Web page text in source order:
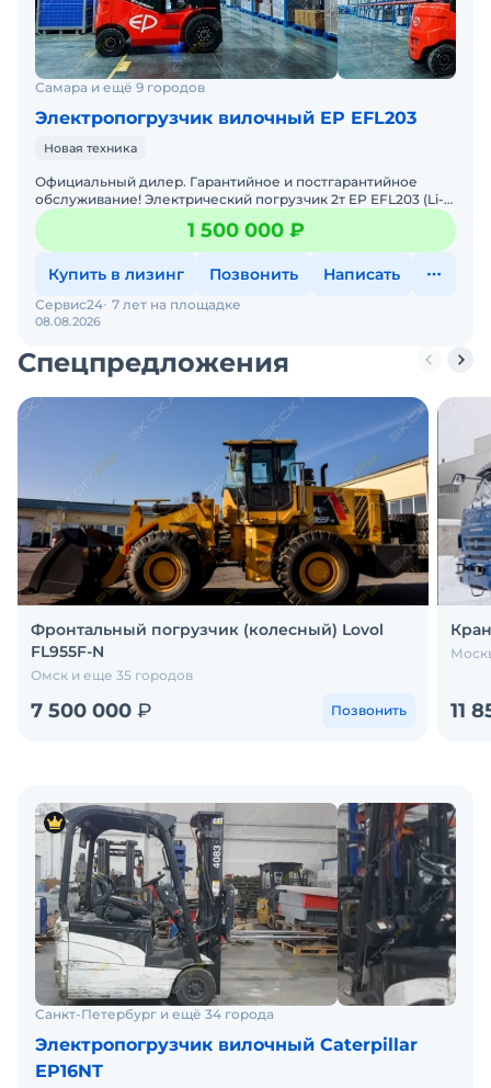
Самара и ещё 9 городов
Электропогрузчик вилочный EP EFL203
Новая техника
Официальный дилер. Гарантийное и постгарантийное
обслуживание! Электрический погрузчик 2т EP EFL203 (Li-
ion) Это уникальная модель грузоподъемностью 2000 кг,
1 500 000 ₽
Купить в лизинг Позвонить Написать
08.08.2026
Сервис24 7 лет на площадке
Спецпредложения
Фронтальный погрузчик (колесный) Lovol
FL955F-N
Омск и еще 35 городов
7 500 000 ₽ Позвонить 11
Санкт-Петербург и ещё 34 города
Электропогрузчик вилочный Caterpillar
EP16NT